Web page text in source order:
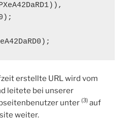
erstellte URL wird vom
leitete bei unserer
unter (3) auf
weiter.